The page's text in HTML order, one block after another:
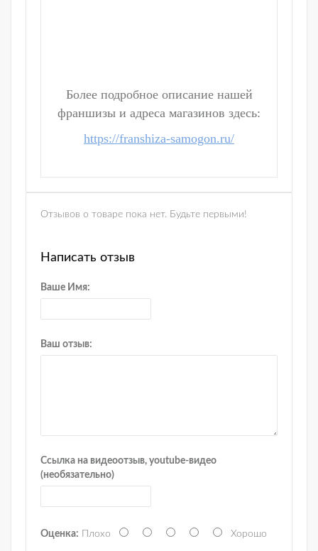
Более подробное описание нашей
франшизы и адреса магазинов здесь:
https://franshiza-samogon.ru/
Отзывов о товаре пока нет. Будьте первыми!
Написать отзыв
Ваше Имя:
Ваш отзыв:
Ссылка на видеоотзыв, youtube-видео
(необязательно)
Оценка: Плохо Хорошо